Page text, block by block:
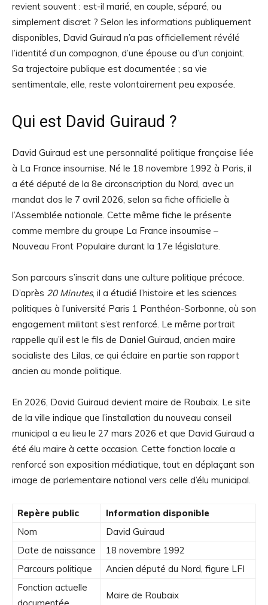
revient souvent : est-il marié, en couple, séparé, ou
simplement discret ? Selon les informations publiquement
disponibles, David Guiraud n’a pas officiellement révélé
l’identité d’un compagnon, d’une épouse ou d’un conjoint.
Sa trajectoire publique est documentée ; sa vie
sentimentale, elle, reste volontairement peu exposée.
Qui est David Guiraud ?
David Guiraud est une personnalité politique française liée
à La France insoumise. Né le 18 novembre 1992 à Paris, il
a été député de la 8e circonscription du Nord, avec un
mandat clos le 7 avril 2026, selon sa fiche officielle à
l’Assemblée nationale. Cette même fiche le présente
comme membre du groupe La France insoumise –
Nouveau Front Populaire durant la 17e législature.
Son parcours s’inscrit dans une culture politique précoce.
D’après 20 Minutes, il a étudié l’histoire et les sciences
politiques à l’université Paris 1 Panthéon-Sorbonne, où son
engagement militant s’est renforcé. Le même portrait
rappelle qu’il est le fils de Daniel Guiraud, ancien maire
socialiste des Lilas, ce qui éclaire en partie son rapport
ancien au monde politique.
En 2026, David Guiraud devient maire de Roubaix. Le site
de la ville indique que l’installation du nouveau conseil
municipal a eu lieu le 27 mars 2026 et que David Guiraud a
été élu maire à cette occasion. Cette fonction locale a
renforcé son exposition médiatique, tout en déplaçant son
image de parlementaire national vers celle d’élu municipal.
Repère public
Information disponible
Nom
David Guiraud
Date de naissance
18 novembre 1992
Parcours politique
Ancien député du Nord, figure LFI
Fonction actuelle
Maire de Roubaix